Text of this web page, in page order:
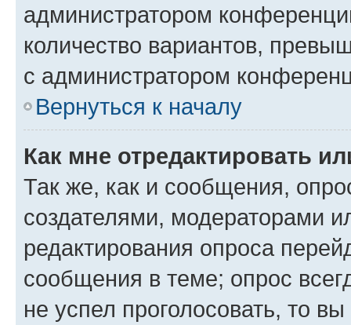
администратором
количество вариантов,
с администратором
Вернуться к началу
Как мне отредактировать
Так же, как и сообщения,
создателями, модераторами
редактирования опроса
сообщения в теме; опрос
не успел проголосовать, то